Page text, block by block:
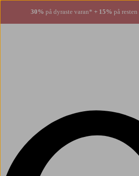
30% på dyraste varan* + 15% på